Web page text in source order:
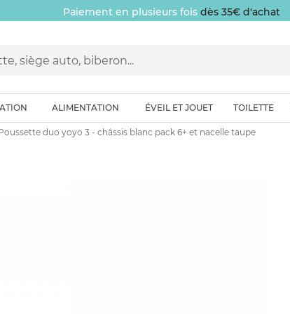
Paiement en plusieurs fois dès 35€ d'achat
ALIMENTATION ÉVEIL ET JOUET TOILETTE
duo yoyo 3 - châssis blanc pack 6+ et nacelle taupe